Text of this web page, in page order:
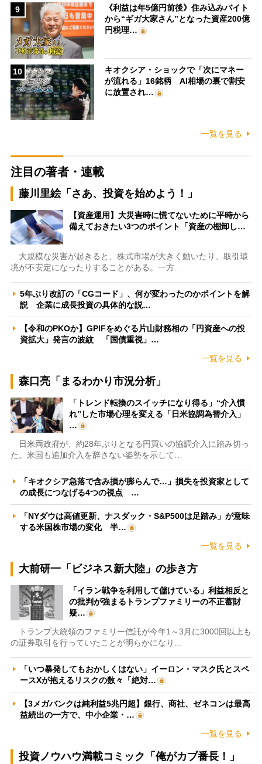
9
《利益は年5億円前後》住み込みバイト
から“ギガ大家さん”となった資産200億
円税理…
10
キオクシア・ショックで「次にマネー
が流れる」16銘柄 AI相場の裏で割安
に放置され…
一覧を見る
注目の著者・連載
藤川里絵「さあ、投資を始めよう！」
【資産運用】大災害時に慌てないために平時から
備えておきたい3つのポイント「資産の棚卸し…
大規模な災害が起きると、株式市場が大きく動いたり、取引環
境が不安定になったりすることがある。一方…
5年ぶり改訂の「CGコード」、何が変わったのかポイントを解
説 企業に成長投資の具体的な説…
【令和のPKOか】GPIFをめぐる片山財務相の「円資産への投
資拡大」発言の波紋 「国債重視」…
一覧を見る
森口亮「まるわかり市況分析」
「トレンド転換のスイッチになり得る」“介入慣
れ”した市場心理を変える「日米協調為替介入」
…
日米両政府が、約28年ぶりとなる円買いの協調介入に踏み切っ
た。米国も追加介入を辞さない姿勢を示して…
「キオクシア急落で含み損が膨らんで…」損失を投資家として
の成長につなげる4つの視点 …
「NYダウは高値更新、ナスダック・S&P500は足踏み」が意味
する米国株市場の変化 半…
一覧を見る
大前研一「ビジネス新大陸」の歩き方
「イラン戦争を利用して儲けている」利益相反と
の批判が強まるトランプファミリーの不正蓄財
疑…
トランプ大統領のファミリー信託が今年1～3月に3000回以上も
の証券取引を行っていたことが明らかになり…
「いつ暴発してもおかしくはない」イーロン・マスク氏とスペ
ースXが抱えるリスクの数々「絶対…
【3メガバンクは純利益5兆円超】銀行、商社、ゼネコンは最高
益続出の一方で、中小企業・…
一覧を見る
投資ノウハウ満載コミック「俺がカブ番長！」